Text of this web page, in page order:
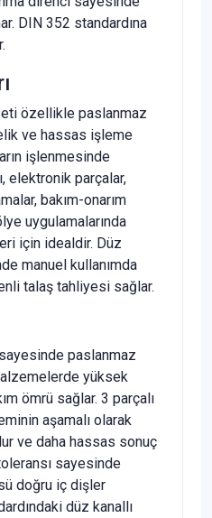
DIN 352 standardına
özellikle paslanmaz
ve hassas işleme
işlenmesinde
elektronik parçalar,
bakım-onarım
uygulamalarında
için idealdir. Düz
manuel kullanımda
talaş tahliyesi sağlar.
paslanmaz
yüksek
ömrü sağlar. 3 parçalı
aşamalı olarak
ve daha hassas sonuç
sayesinde
doğru iç dişler
düz kanallı